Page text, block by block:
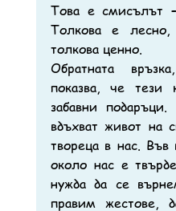
Това е смисълът
Толкова е
толкова ценно.
Обратната
показва, че тези
забавни
вдъхват живот на
твореца в нас. Във
около нас е
нужда да се
правим жестове,